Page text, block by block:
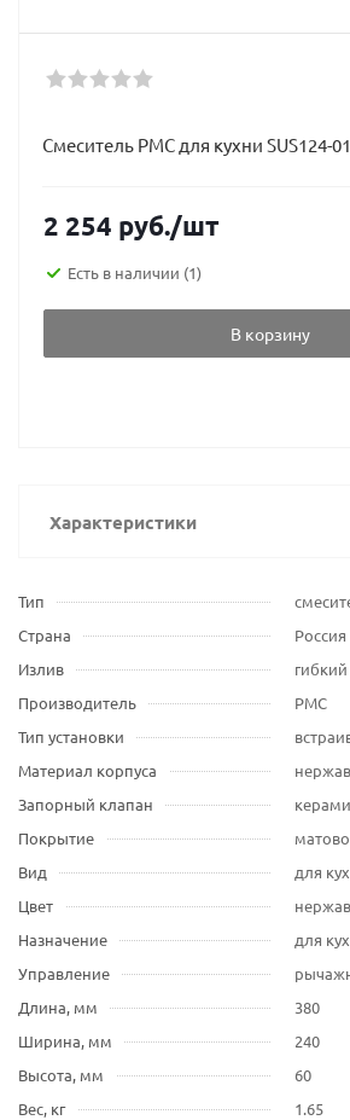
Смеситель РМС для кухни SUS124-
2 254 руб./шт
Есть в наличии (1)
В корзину
Характеристики
Тип
Страна
Россия
Излив
гибкий
Производитель
РМС
Тип установки
Материал корпуса
Запорный клапан
Покрытие
Вид
для
Цвет
Назначение
для
Управление
Длина, мм
380
Ширина, мм
240
Высота, мм
60
Вес, кг
1.65